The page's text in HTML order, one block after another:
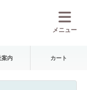
メニュー
案内 カート